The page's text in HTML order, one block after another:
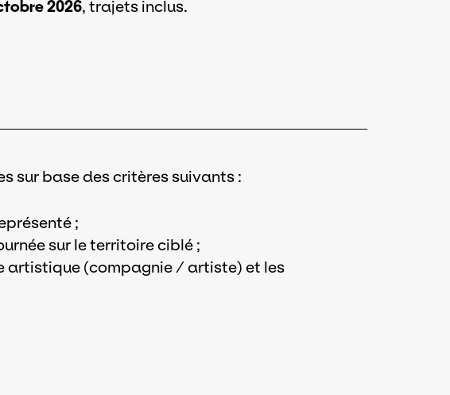
2026, trajets inclus.
sur base des critères suivants :
;
sur le territoire ciblé ;
artistique (compagnie / artiste) et les